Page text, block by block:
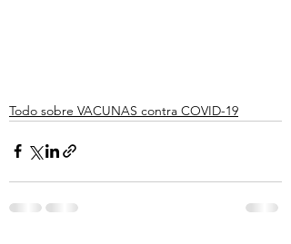
Todo sobre VACUNAS contra COVID-19